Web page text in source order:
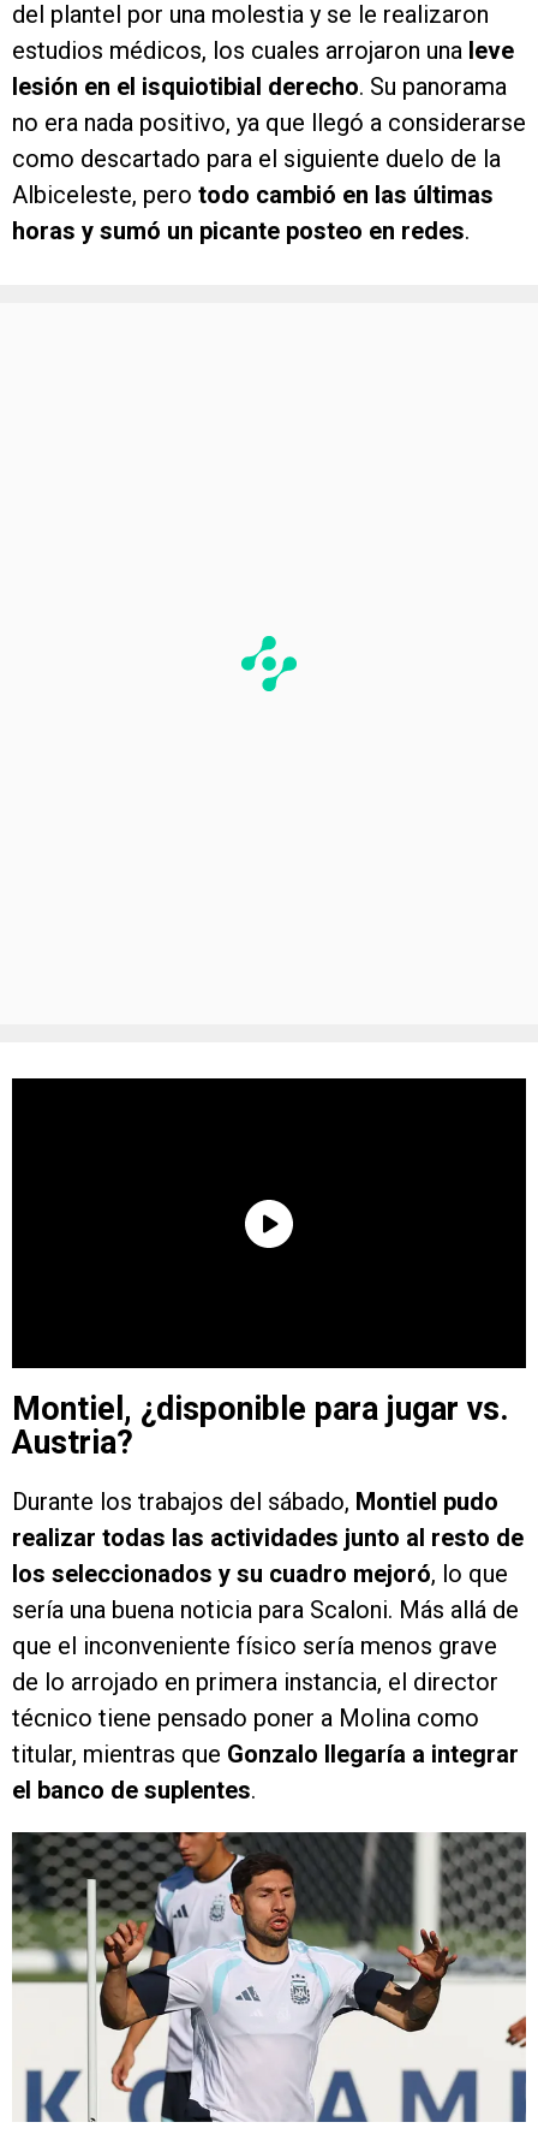
del plantel por una molestia y se le realizaron
estudios médicos, los cuales arrojaron una leve
lesión en el isquiotibial derecho. Su panorama
no era nada positivo, ya que llegó a considerarse
como descartado para el siguiente duelo de la
Albiceleste, pero todo cambió en las últimas
horas y sumó un picante posteo en redes.
Montiel, ¿disponible para jugar vs.
Austria?
Durante los trabajos del sábado, Montiel pudo
realizar todas las actividades junto al resto de
los seleccionados y su cuadro mejoró, lo que
sería una buena noticia para Scaloni. Más allá de
que el inconveniente físico sería menos grave
de lo arrojado en primera instancia, el director
técnico tiene pensado poner a Molina como
titular, mientras que Gonzalo llegaría a integrar
el banco de suplentes.